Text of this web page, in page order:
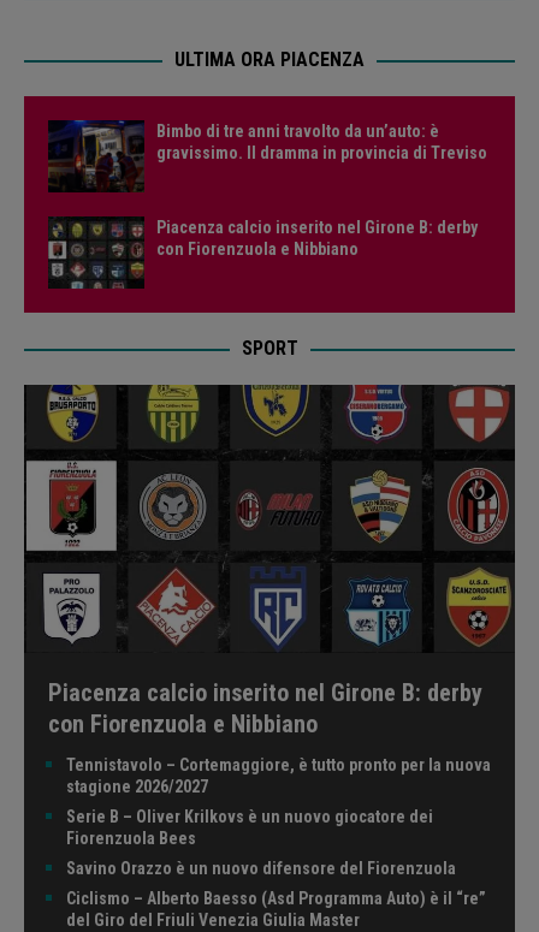
ULTIMA ORA PIACENZA
Bimbo di tre anni travolto da un’auto: è
gravissimo. Il dramma in provincia di Treviso
Piacenza calcio inserito nel Girone B: derby
con Fiorenzuola e Nibbiano
SPORT
Piacenza calcio inserito nel Girone B: derby
con Fiorenzuola e Nibbiano
Tennistavolo – Cortemaggiore, è tutto pronto per la nuova
stagione 2026/2027
Serie B – Oliver Krilkovs è un nuovo giocatore dei
Fiorenzuola Bees
Savino Orazzo è un nuovo difensore del Fiorenzuola
Ciclismo – Alberto Baesso (Asd Programma Auto) è il “re”
del Giro del Friuli Venezia Giulia Master